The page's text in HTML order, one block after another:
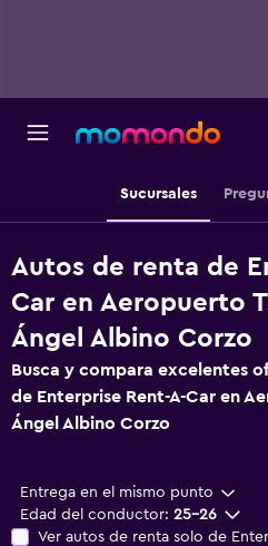
Sucursales
Autos de renta de
Car en Aeropuerto
Ángel Albino Corzo
Busca y compara excelentes
de Enterprise Rent-A-Car en
Ángel Albino Corzo
Entrega en el mismo punto
Edad del conductor: 25-26
Ver autos de renta solo de